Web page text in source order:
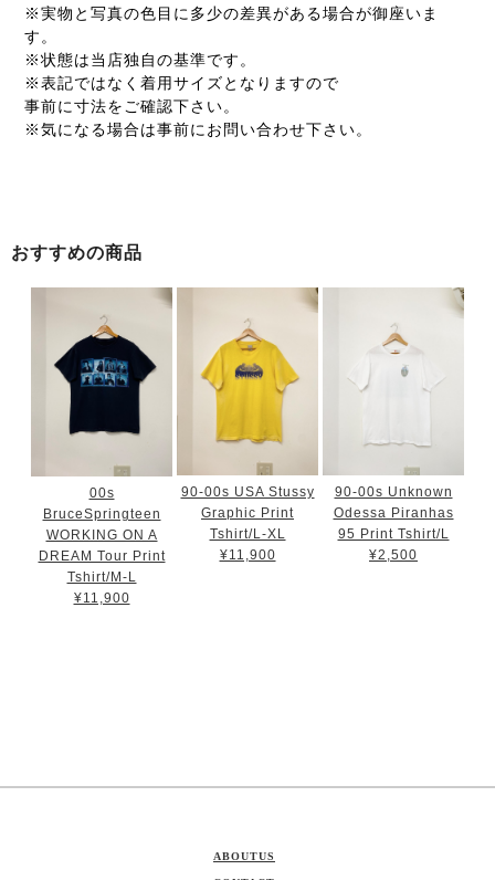
※実物と写真の色目に多少の差異がある場合が御座いま
す。
※状態は当店独自の基準です。
※表記ではなく着用サイズとなりますので
事前に寸法をご確認下さい。
※気になる場合は事前にお問い合わせ下さい。
おすすめの商品
00s
BruceSpringteen
WORKING ON A
DREAM Tour Print
Tshirt/M-L
¥11,900
90-00s USA Stussy
Graphic Print
Tshirt/L-XL
¥11,900
90-00s Unknown
Odessa Piranhas
95 Print Tshirt/L
¥2,500
ABOUTUS